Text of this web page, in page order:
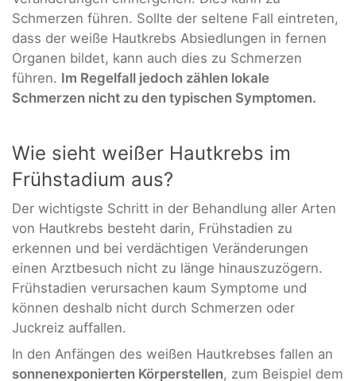
Schmerzen führen. Sollte der seltene Fall eintreten,
dass der weiße Hautkrebs Absiedlungen in fernen
Organen bildet, kann auch dies zu Schmerzen
führen. Im Regelfall jedoch zählen lokale
Schmerzen nicht zu den typischen Symptomen.
Wie sieht weißer Hautkrebs im
Frühstadium aus?
Der wichtigste Schritt in der Behandlung aller Arten
von Hautkrebs besteht darin, Frühstadien zu
erkennen und bei verdächtigen Veränderungen
einen Arztbesuch nicht zu länge hinauszuzögern.
Frühstadien verursachen kaum Symptome und
können deshalb nicht durch Schmerzen oder
Juckreiz auffallen.
In den Anfängen des weißen Hautkrebses fallen an
sonnenexponierten Körperstellen, zum Beispiel dem